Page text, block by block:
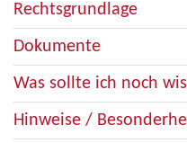
Rechtsgrundlage
Dokumente
Was sollte ich noch
Hinweise /